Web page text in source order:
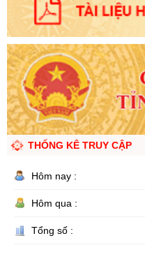
THỐNG KÊ TRUY CẬP
Hôm nay :
Hôm qua :
Tổng số :